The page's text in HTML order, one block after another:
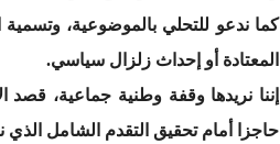
كما ندعو للتحلي بالموضوعية،
المعتادة أو إحداث زلزال سياسي.
إننا نريدها وقفة وطنية جماعية، قصد
حاجزا أمام تحقيق التقدم الشامل الذي